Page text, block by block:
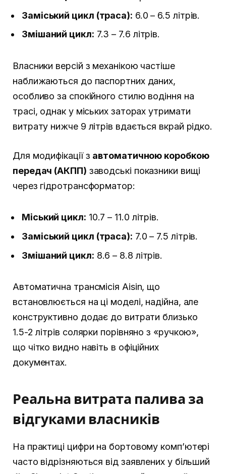
Заміський цикл (траса): 6.0 – 6.5 літрів.
Змішаний цикл: 7.3 – 7.6 літрів.
Власники версій з механікою частіше
наближаються до паспортних даних,
особливо за спокійного стилю водіння на
трасі, однак у міських заторах утримати
витрату нижче 9 літрів вдається вкрай рідко.
Для модифікації з автоматичною коробкою
передач (АКПП) заводські показники вищі
через гідротрансформатор:
Міський цикл: 10.7 – 11.0 літрів.
Заміський цикл (траса): 7.0 – 7.5 літрів.
Змішаний цикл: 8.6 – 8.8 літрів.
Автоматична трансмісія Aisin, що
встановлюється на ці моделі, надійна, але
конструктивно додає до витрати близько
1.5-2 літрів солярки порівняно з «ручкою»,
що чітко видно навіть в офіційних
документах.
Реальна витрата палива за
відгуками власників
На практиці цифри на бортовому комп’ютері
часто відрізняються від заявлених у більший